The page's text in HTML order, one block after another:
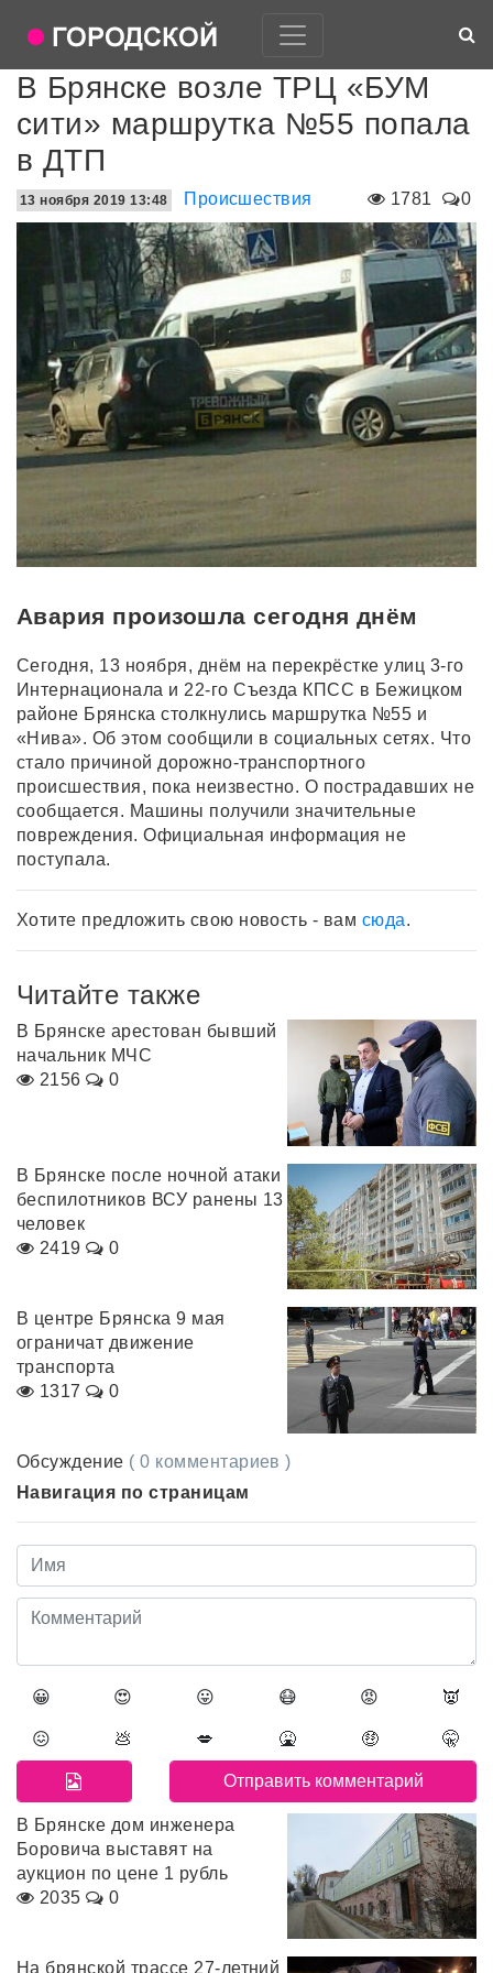
В Брянске возле ТРЦ «БУМ
сити» маршрутка №55 попала
в ДТП
1781 0
13 ноября 2019 13:48 Происшествия
Авария произошла сегодня днём
Сегодня, 13 ноября, днём на перекрёстке улиц 3-го
Интернационала и 22-го Съезда КПСС в Бежицком
районе Брянска столкнулись маршрутка №55 и
«Нива». Об этом сообщили в социальных сетях. Что
стало причиной дорожно-транспортного
происшествия, пока неизвестно. О пострадавших не
сообщается. Машины получили значительные
повреждения. Официальная информация не
поступала.
Хотите предложить свою новость - вам сюда.
Читайте также
В Брянске арестован бывший
начальник МЧС
2156
0
В Брянске после ночной атаки
беспилотников ВСУ ранены 13
человек
2419
0
В центре Брянска 9 мая
ограничат движение
транспорта
1317
0
Обсуждение ( 0 комментариев )
Навигация по страницам
😀 😍 😛 😷 😡 👿
😖 💩 💋 🤮 🤑 🤫
В Брянске дом инженера
Боровича выставят на
аукцион по цене 1 рубль
2035
0
На брянской трассе 27-летний